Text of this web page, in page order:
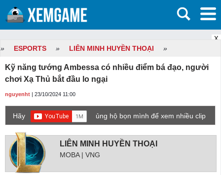
X
» ESPORTS » LIÊN MINH HUYỀN THOẠI »
Kỹ năng tướng Ambessa có nhiều điểm bá đạo, người
chơi Xạ Thủ bắt đầu lo ngại
nguyenht | 23/10/2024 11:00
Hãy
ủng hộ bọn mình để xem nhiều clip
LIÊN MINH HUYỀN THOẠI
MOBA | VNG